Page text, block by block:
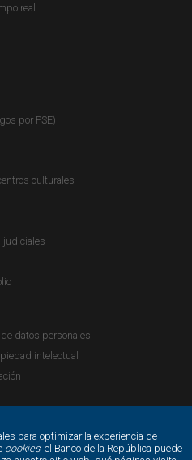
para optimizar la experiencia de
cookies, el Banco de la República puede
real
por PSE)
culturales
judiciales
datos personales
intelectual